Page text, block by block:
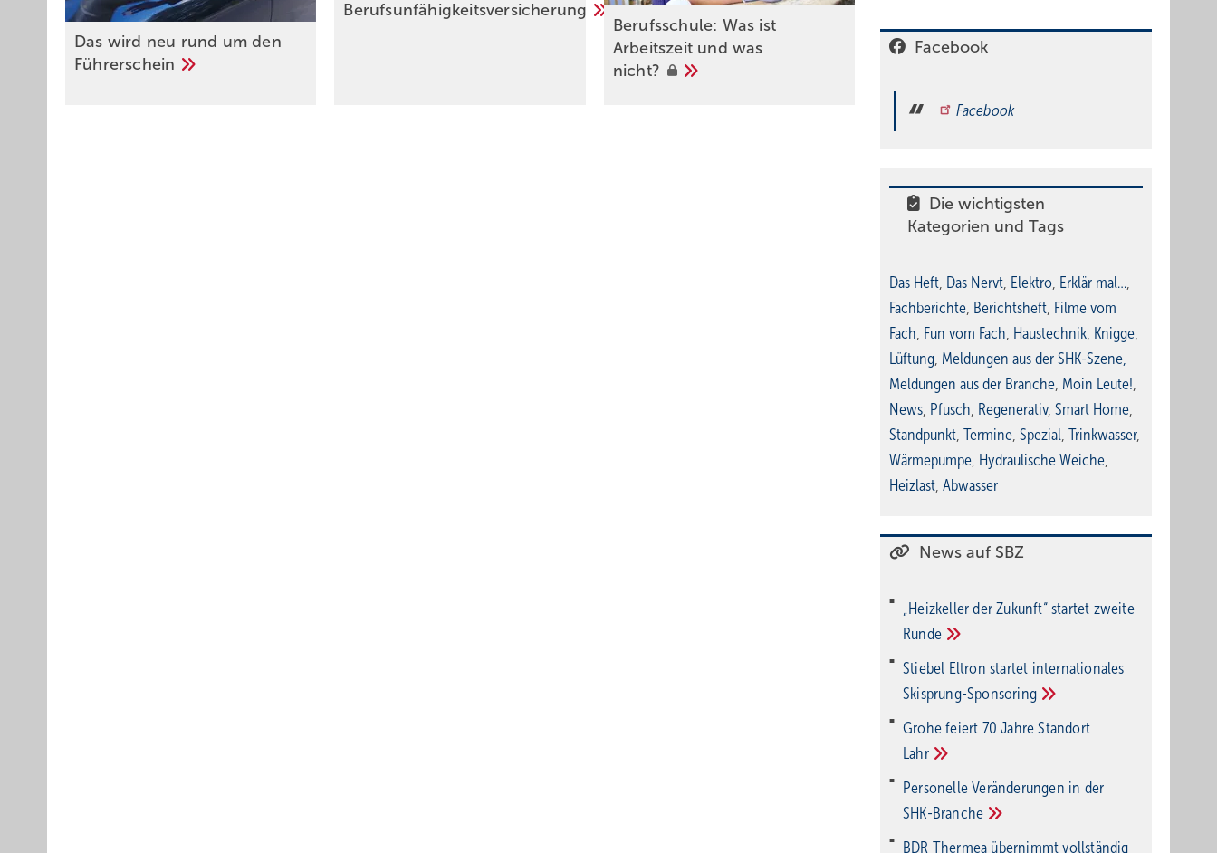
Das wird neu rund um den
Führerschein
Berufsunfähigkeitsversicherung
Berufsschule: Was ist
Arbeitszeit und was
nicht?
Facebook
Facebook
Die wichtigsten
Kategorien und Tags
Das Heft, Das Nervt, Elektro, Erklär mal…,
Fachberichte, Berichtsheft, Filme vom
Fach, Fun vom Fach, Haustechnik, Knigge,
Lüftung, Meldungen aus der SHK-Szene,
Meldungen aus der Branche, Moin Leute!,
News, Pfusch, Regenerativ, Smart Home,
Standpunkt, Termine, Spezial, Trinkwasser,
Wärmepumpe, Hydraulische Weiche,
Heizlast, Abwasser
News auf SBZ
„Heizkeller der Zu­kunft“ star­tet zwei­te
Run­de
Stiebel Eltron startet internatio­nales
Ski­sprung-Spon­soring
Grohe feiert 70 Jahre Standort
Lahr
Personelle Veränderungen in der
SHK-Branche
BDR Thermea übernimmt vollständig